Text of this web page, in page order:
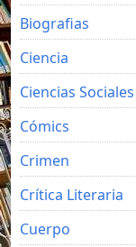
Biografias
Ciencia
Ciencias Sociales
Cómics
Crimen
Crítica Literaria
Cuerpo